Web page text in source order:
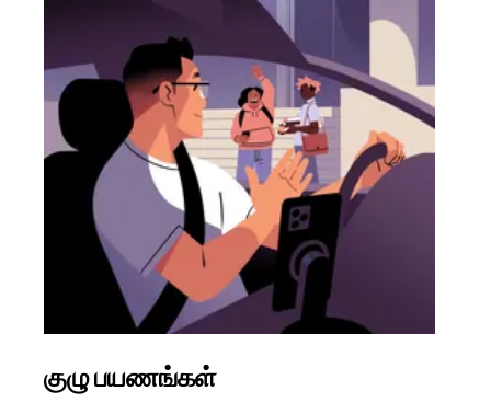
குழு பயணங்கள்